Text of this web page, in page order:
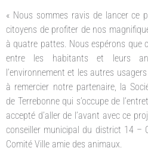
« Nous sommes ravis de lancer ce
citoyens de profiter de nos
à quatre pattes. Nous espérons que
entre les habitants et leurs
l’environnement et les autres
à remercier notre partenaire, la
de Terrebonne qui s’occupe de
accepté d’aller de l’avant avec ce
conseiller municipal du district 14 –
Comité Ville amie des animaux.